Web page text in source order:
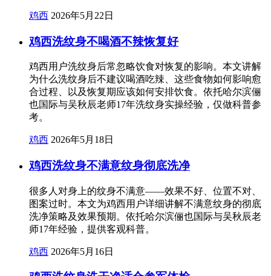
鸡西 2026年5月22日
鸡西洗纹身不喝酒不辣恢复好
鸡西用户洗纹身后常忽略饮食对恢复的影响。本文讲解
为什么洗纹身后不建议喝酒吃辣、这些食物如何影响愈
合过程、以及恢复期应该如何安排饮食。依托哈尔滨俪
也国际与吴秋辰老师17年洗纹身实操经验，仅做科普参
考。
鸡西 2026年5月18日
鸡西洗纹身不满意纹身彻底洗净
很多人对身上的纹身不满意——效果不好、位置不对、
图案过时。本文为鸡西用户详细讲解不满意纹身的彻底
洗净策略及效果预期。依托哈尔滨俪也国际与吴秋辰老
师17年经验，提供客观科普。
鸡西 2026年5月16日